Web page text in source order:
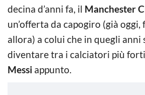
decina d’anni fa, il Manchester
un’offerta da capogiro (già
allora) a colui che in quegli anni
diventare tra i calciatori più
Messi appunto.